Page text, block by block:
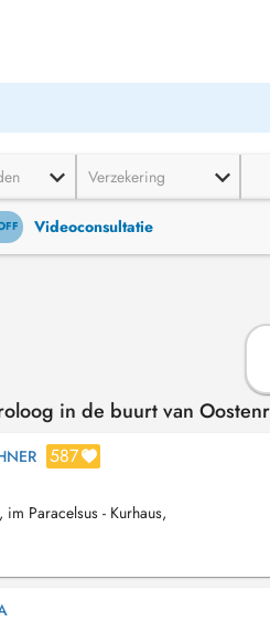
Verzekering
Videoconsultatie
in de buurt van
587
Paracelsus - Kurhaus,